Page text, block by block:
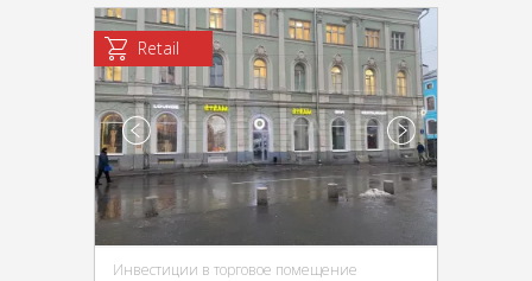
Retail
Инвестиции в торговое помещение